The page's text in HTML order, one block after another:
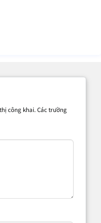
công khai.Các trường